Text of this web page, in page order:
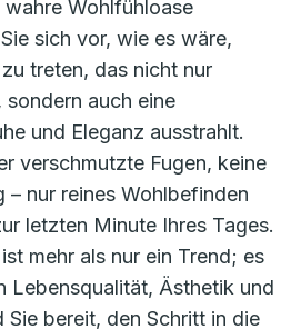
wahre Wohlfühloase
sich vor, wie es wäre,
treten, das nicht nur
sondern auch eine
und Eleganz ausstrahlt.
verschmutzte Fugen, keine
– nur reines Wohlbefinden
letzten Minute Ihres Tages.
mehr als nur ein Trend; es
Lebensqualität, Ästhetik und
Sie bereit, den Schritt in die